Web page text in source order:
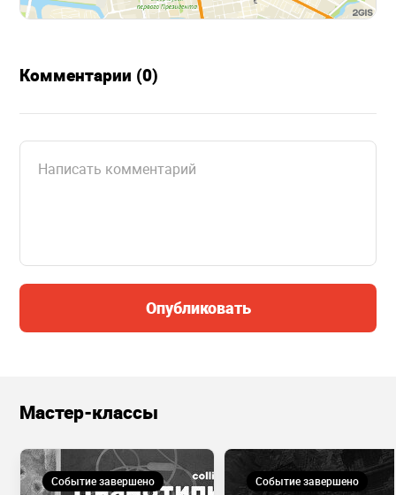
Комментарии (0)
Опубликовать
Мастер-классы
Событие завершено Событие завершено